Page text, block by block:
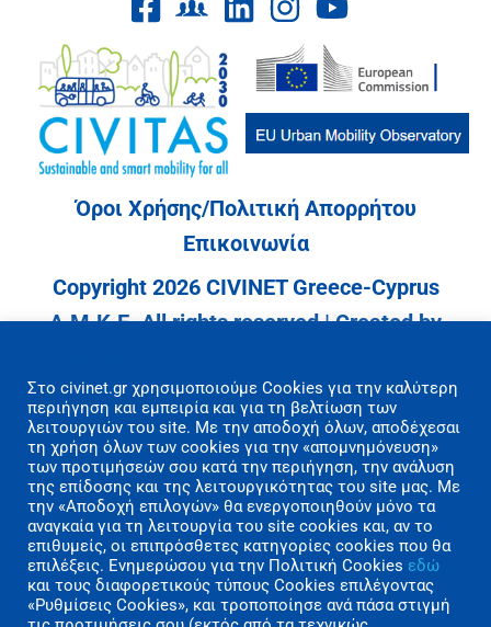
Όροι Χρήσης/Πολιτική Απορρήτου
Επικοινωνία
Copyright 2026 CIVINET Greece-Cyprus
A.M.K.E. All rights reserved | Created by
Στo civinet.gr χρησιμοποιούμε Cookies για την καλύτερη
περιήγηση και εμπειρία και για τη βελτίωση των
λειτουργιών του site. Με την αποδοχή όλων, αποδέχεσαι
τη χρήση όλων των cookies για την «απομνημόνευση»
των προτιμήσεών σου κατά την περιήγηση, την ανάλυση
της επίδοσης και της λειτουργικότητας του site μας. Με
την «Αποδοχή επιλογών» θα ενεργοποιηθούν μόνο τα
αναγκαία για τη λειτουργία του site cookies και, αν το
επιθυμείς, οι επιπρόσθετες κατηγορίες cookies που θα
επιλέξεις. Ενημερώσου για την Πολιτική Cookies εδώ
και τους διαφορετικούς τύπους Cookies επιλέγοντας
«Ρυθμίσεις Cookies», και τροποποίησε ανά πάσα στιγμή